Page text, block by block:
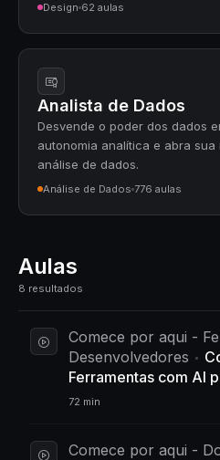
Design 62 aulas
Analista de Dados
Desvende o poder dos dados
autonomia analítica e abra
análise de dados.
Análise de Dados 776 aulas
Aulas
8 resultados
Comece por aqui -
Desenvolvedores
Ferramentas com AI
72 min
Comece por aqui -